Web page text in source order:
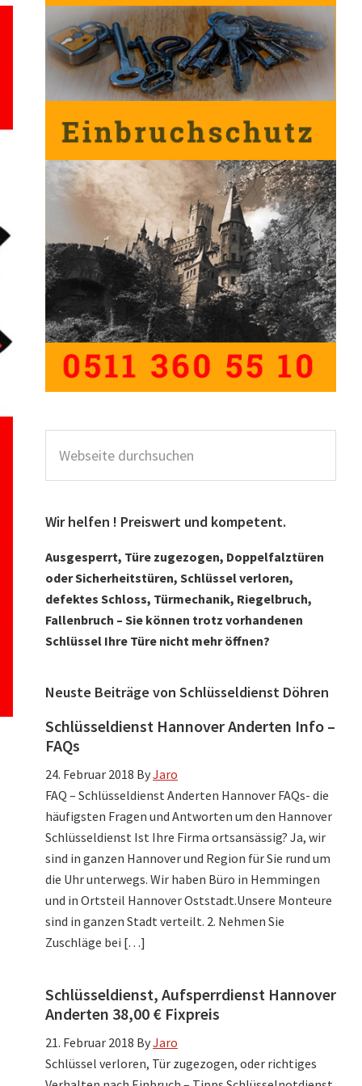
durchsuchen
Wir helfen ! Preiswert und kompetent.
Ausgesperrt, Türe zugezogen, Doppelfalztüren
oder Sicherheitstüren, Schlüssel verloren,
defektes Schloss, Türmechanik, Riegelbruch,
Fallenbruch – Sie können trotz vorhandenen
Schlüssel Ihre Türe nicht mehr öffnen?
Neuste Beiträge von Schlüsseldienst Döhren
Schlüsseldienst Hannover Anderten Info –
FAQs
24. Februar 2018 ByJaro
FAQ – Schlüsseldienst Anderten Hannover FAQs- die
häufigsten Fragen und Antworten um den Hannover
Schlüsseldienst Ist Ihre Firma ortsansässig? Ja, wir
sind in ganzen Hannover und Region für Sie rund um
die Uhr unterwegs. Wir haben Büro in Hemmingen
und in Ortsteil Hannover Oststadt.Unsere Monteure
sind in ganzen Stadt verteilt. 2. Nehmen Sie
Zuschläge bei […]
Schlüsseldienst, Aufsperrdienst Hannover
Anderten 38,00 € Fixpreis
21. Februar 2018 ByJaro
Schlüssel verloren, Tür zugezogen, oder richtiges